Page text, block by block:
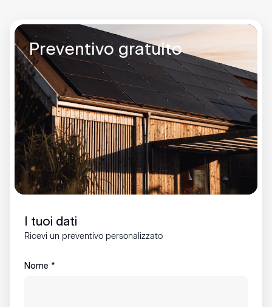
Preventivo gratuito
I tuoi dati
Ricevi un preventivo personalizzato
Nome *